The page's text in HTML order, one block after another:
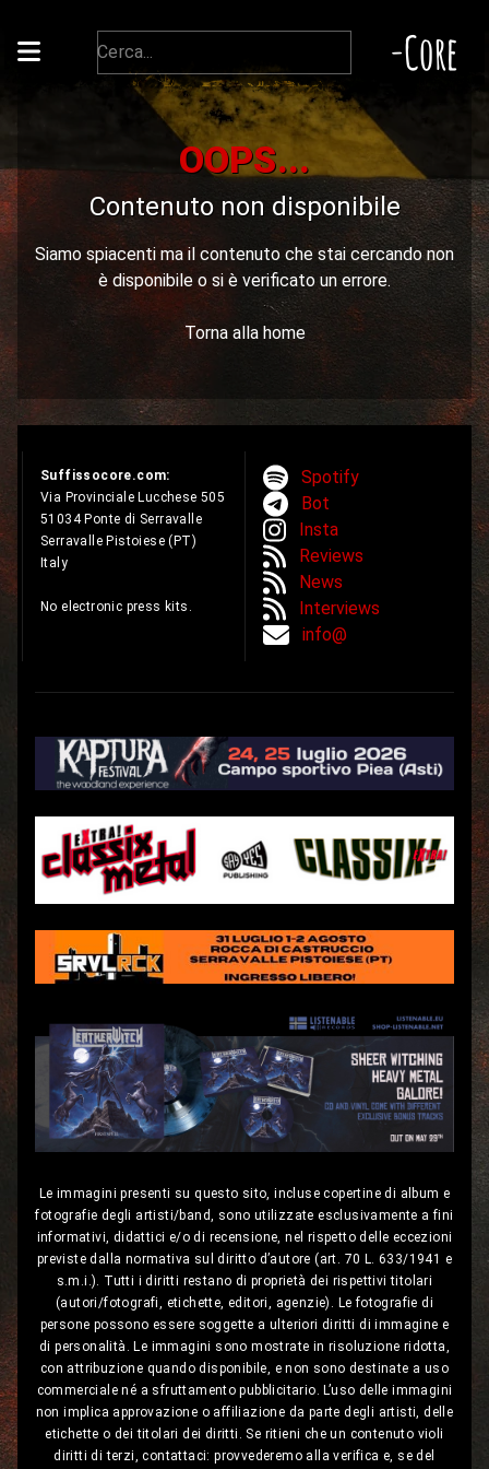
-Core
OOPS...
Contenuto non disponibile
Siamo spiacenti ma il contenuto che stai cercando non
è disponibile o si è verificato un errore.
Torna alla home
Suffissocore.com:
Via Provinciale Lucchese 505
51034 Ponte di Serravalle
Serravalle Pistoiese (PT)
Italy
No electronic press kits.
Spotify
Bot
Insta
Reviews
News
Interviews
info@
Le immagini presenti su questo sito, incluse copertine di album e
fotografie degli artisti/band, sono utilizzate esclusivamente a fini
informativi, didattici e/o di recensione, nel rispetto delle eccezioni
previste dalla normativa sul diritto d’autore (art. 70 L. 633/1941 e
s.m.i.). Tutti i diritti restano di proprietà dei rispettivi titolari
(autori/fotografi, etichette, editori, agenzie). Le fotografie di
persone possono essere soggette a ulteriori diritti di immagine e
di personalità. Le immagini sono mostrate in risoluzione ridotta,
con attribuzione quando disponibile, e non sono destinate a uso
commerciale né a sfruttamento pubblicitario. L’uso delle immagini
non implica approvazione o affiliazione da parte degli artisti, delle
etichette o dei titolari dei diritti. Se ritieni che un contenuto violi
diritti di terzi, contattaci: provvederemo alla verifica e, se del